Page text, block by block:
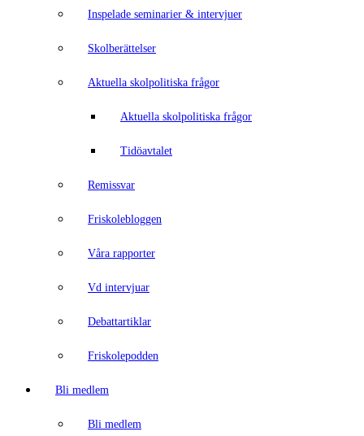
Inspelade seminarier & intervjuer
Skolberättelser
Aktuella skolpolitiska frågor
Aktuella skolpolitiska frågor
Tidöavtalet
Remissvar
Friskolebloggen
Våra rapporter
Vd intervjuar
Debattartiklar
Friskolepodden
Bli medlem
Bli medlem